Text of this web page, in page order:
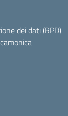
dei dati (RPD)